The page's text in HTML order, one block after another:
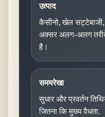
उत्पाद
कैसीनो, खेल
अक्सर अलग-अलग तरीके
है।
समयरेखा
सुधार और प्रवर्तन
जितना कि मुख्य वैधता.